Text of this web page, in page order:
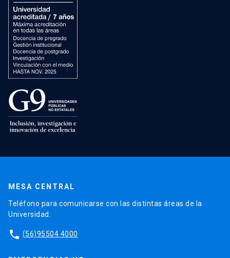
MESA CENTRAL
Teléfono para comunicarse con las distintas áreas de la
Universidad.
phone (56)95504 4000